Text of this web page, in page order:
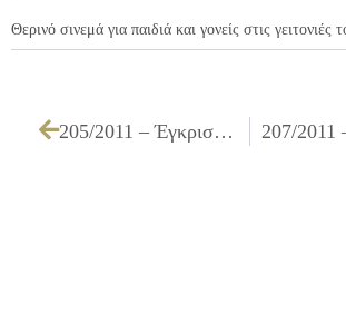
Θερινό σινεμά για παιδιά και γονείς στις γειτονιές
205/2011 – Έγκριση πίστωσης, τεχνικών προδιαγραφών και καθορισμός τρόπου εκτέλεσης για την «Προμήθεια ανταλλακτικών κάδων απορριμμάτων».